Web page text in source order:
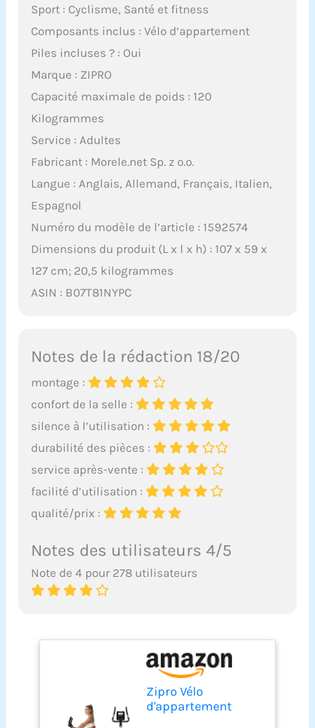
Sport : Cyclisme, Santé et fitness
Composants inclus : Vélo d’appartement
Piles incluses ? : Oui
Marque : ZIPRO
Capacité maximale de poids : 120
Kilogrammes
Service : Adultes
Fabricant : Morele.net Sp. z o.o.
Langue : Anglais, Allemand, Français, Italien,
Espagnol
Numéro du modèle de l’article : 1592574
Dimensions du produit (L x l x h) : 107 x 59 x
127 cm; 20,5 kilogrammes
ASIN : B07T81NYPC
Notes de la rédaction 18/20
montage :
confort de la selle :
silence à l’utilisation :
durabilité des pièces :
service après-vente :
facilité d’utilisation :
qualité/prix :
Notes des utilisateurs 4/5
Note de 4 pour 278 utilisateurs
Zipro Vélo
d'appartement